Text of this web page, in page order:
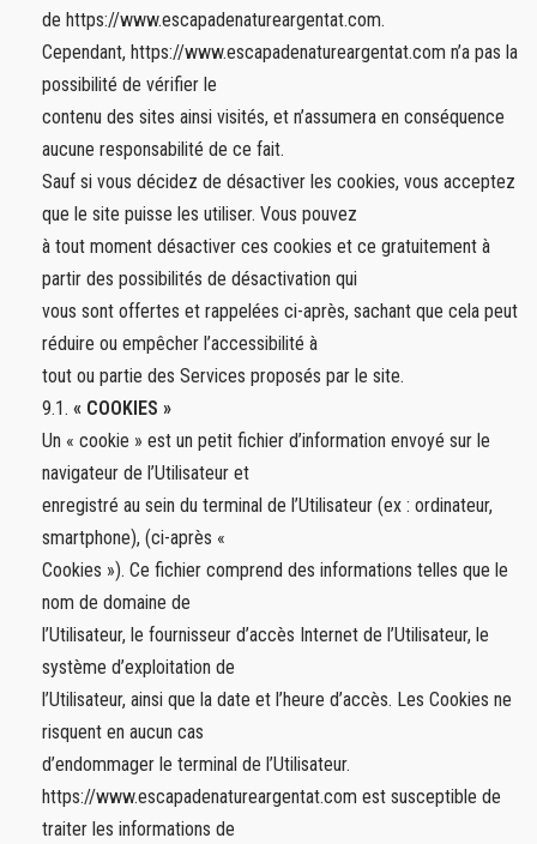
de https://www.escapadenatureargentat.com.
Cependant, https://www.escapadenatureargentat.com n’a pas la
possibilité de vérifier le
contenu des sites ainsi visités, et n’assumera en conséquence
aucune responsabilité de ce fait.
Sauf si vous décidez de désactiver les cookies, vous acceptez
que le site puisse les utiliser. Vous pouvez
à tout moment désactiver ces cookies et ce gratuitement à
partir des possibilités de désactivation qui
vous sont offertes et rappelées ci-après, sachant que cela peut
réduire ou empêcher l’accessibilité à
tout ou partie des Services proposés par le site.
9.1. « COOKIES »
Un « cookie » est un petit fichier d’information envoyé sur le
navigateur de l’Utilisateur et
enregistré au sein du terminal de l’Utilisateur (ex : ordinateur,
smartphone), (ci-après «
Cookies »). Ce fichier comprend des informations telles que le
nom de domaine de
l’Utilisateur, le fournisseur d’accès Internet de l’Utilisateur, le
système d’exploitation de
l’Utilisateur, ainsi que la date et l’heure d’accès. Les Cookies ne
risquent en aucun cas
d’endommager le terminal de l’Utilisateur.
https://www.escapadenatureargentat.com est susceptible de
traiter les informations de